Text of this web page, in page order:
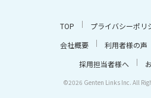
TOP プライバシーポリ
会社概要
利用者様の声
採用担当者様へ
©2026 Genten Links Inc. All